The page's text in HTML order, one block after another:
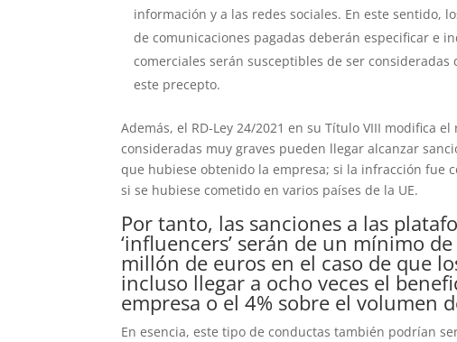
información y a las redes sociales. En este sentido,
de comunicaciones pagadas deberán especificar e
comerciales serán susceptibles de ser
este precepto.
Además, el RD-Ley 24/2021 en su Título VIII modifica
consideradas muy graves pueden llegar alcanzar
que hubiese obtenido la empresa; si la infracción fue
si se hubiese cometido en varios países de la UE.
Por tanto, las sanciones a las
‘influencers’ serán de un mínimo
millón de euros en el caso de que
incluso llegar a ocho veces el
empresa o el 4% sobre el volumen
En esencia, este tipo de conductas también podrían